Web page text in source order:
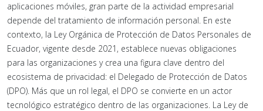
aplicaciones móviles, gran parte de la actividad empresarial
depende del tratamiento de información personal. En este
contexto, la Ley Orgánica de Protección de Datos Personales de
Ecuador, vigente desde 2021, establece nuevas obligaciones
para las organizaciones y crea una figura clave dentro del
ecosistema de privacidad: el Delegado de Protección de Datos
(DPO). Más que un rol legal, el DPO se convierte en un actor
tecnológico estratégico dentro de las organizaciones. La Ley de